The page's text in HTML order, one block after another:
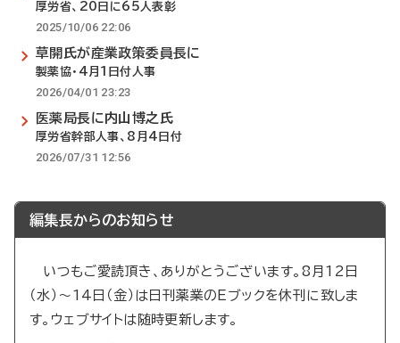
厚労省、20日に65人表彰
2025/10/06 22:06
草開氏が産業政策委員長に
製薬協・4月1日付人事
2026/04/01 23:23
医薬局長に内山博之氏
厚労省幹部人事、8月4日付
2026/07/31 12:56
編集長からのお知らせ
いつもご愛読頂き、ありがとうございます。8月12日
（水）～14日（金）は日刊薬業のEブックを休刊に致しま
す。ウェブサイトは随時更新します。